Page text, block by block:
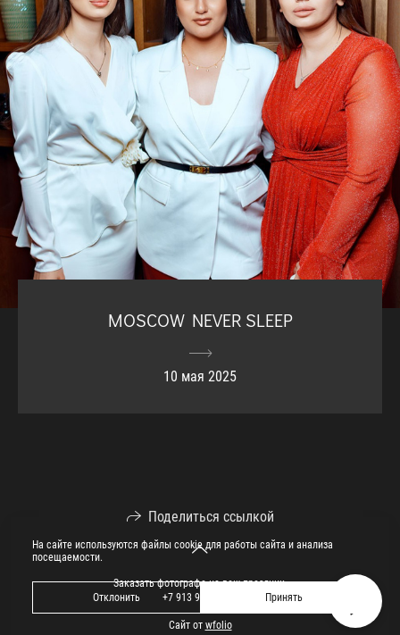
MOSCOW NEVER SLEEP
10 мая 2025
Поделиться ссылкой
Заказать фотографа на ваш праздник.
+7 913 913 09 09
Сайт от wfolio
На сайте используются файлы cookie для работы сайта и анализа
посещаемости.
Отклонить Принять